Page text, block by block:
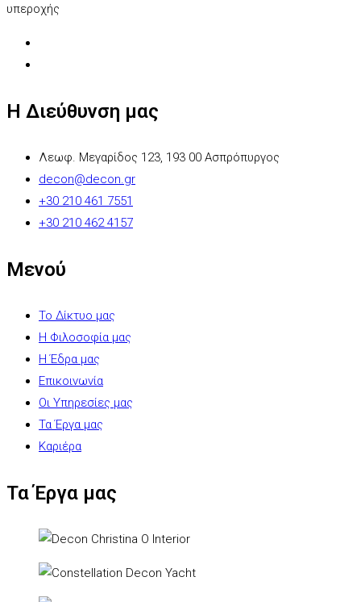
υπεροχής
Η Διεύθυνση μας
Λεωφ. Μεγαρίδος 123, 193 00 Ασπρόπυργος
decon@decon.gr
+30 210 461 7551
+30 210 462 4157
Μενού
Το Δίκτυο μας
Η Φιλοσοφία μας
Η Έδρα μας
Επικοινωνία
Οι Υπηρεσίες μας
Τα Έργα μας
Καριέρα
Τα Έργα μας